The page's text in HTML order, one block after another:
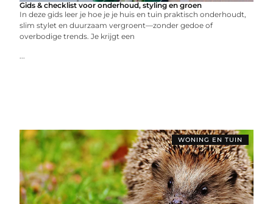
Gids & checklist voor onderhoud, styling en groen
In deze gids leer je hoe je je huis en tuin praktisch onderhoudt,
slim stylet en duurzaam vergroent—zonder gedoe of
overbodige trends. Je krijgt een
...
WONING EN TUIN